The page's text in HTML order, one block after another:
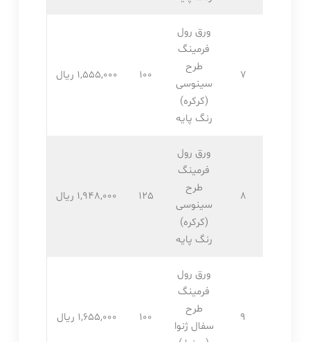
7
ورق رول
فرمینگ
طرح
سینوسی
(کرکره)
رنگ پایه
100 1,555,۰۰۰ ریال
8
ورق رول
فرمینگ
طرح
سینوسی
(کرکره)
رنگ پایه
125 1,948,۰۰۰ ریال
9
ورق رول
فرمینگ
طرح
سفال ژنوا
100 1,655,۰۰۰ ریال